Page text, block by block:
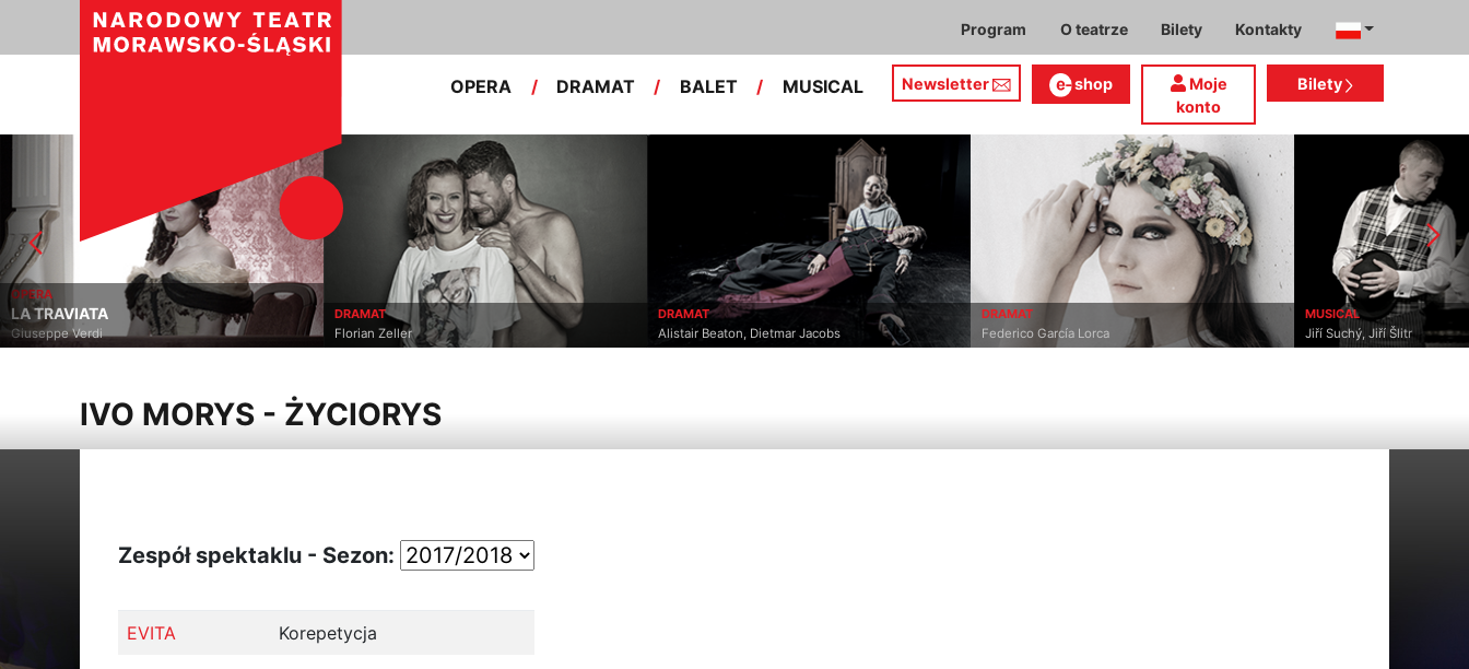
Program O teatrze Bilety Kontakty
OPERA / DRAMAT / BALET / MUSICAL Newsletter shop
Moje
konto
Bilety
OPERA
LA TRAVIATA
Giuseppe Verdi
DRAMAT
Florian Zeller
DRAMAT
Alistair Beaton, Dietmar Jacobs
DRAMAT
Federico García Lorca
MUSICAL
Jiří Suchý, Jiří Šlitr
IVO MORYS - ŻYCIORYS
Zespół spektaklu - Sezon:
EVITA Korepetycja